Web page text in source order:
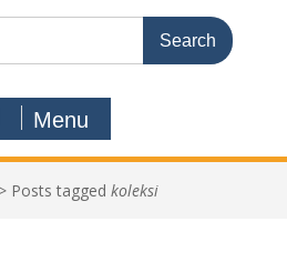
Menu
> Posts tagged koleksi